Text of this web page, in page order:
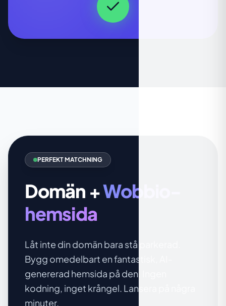
PERFEKT MATCHNING
Domän +Wobbio-
hemsida
Låt inte din domän bara stå parkerad.
Bygg omedelbart en fantastisk, AI-
genererad hemsida på den. Ingen
kodning, inget krångel. Lansera på några
minuter.